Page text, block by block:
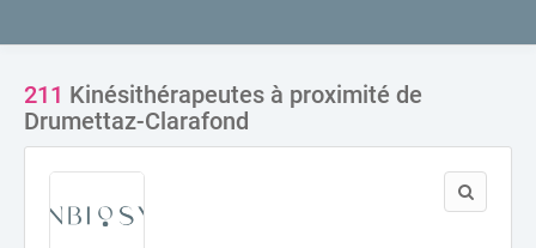
211 Kinésithérapeutes à proximité de
Drumettaz-Clarafond